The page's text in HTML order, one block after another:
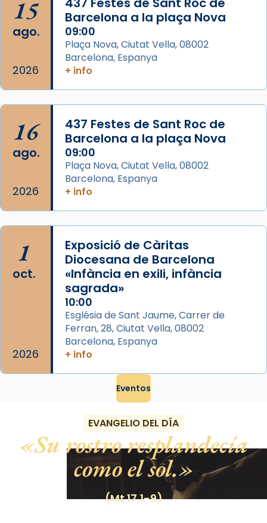
eterna”) són deixebles seves. I l’any 1667, el
frare Joan Gaspar Roig, afirma en una obra
que les santes són filles de l’antiga Iluro.
Mataró en reivindicarà les relíq
...
15
ago.
2026
Barcelona a la plaça Nova
09:00
Plaça Nova, Ciutat Vella, 08002
Barcelona, Espanya
+ info
16
ago.
2026
437 Festes de Sant Roc de
Barcelona a la plaça Nova
09:00
Plaça Nova, Ciutat Vella, 08002
Barcelona, Espanya
+ info
1
oct.
2026
Exposició de Càritas
Diocesana de Barcelona
«Infància en exili, infància
sagrada»
10:00
Església de Sant Jaume, Carrer de
Ferran, 28, Ciutat Vella, 08002
Barcelona, Espanya
+ info
Eventos
EVANGELIO DEL DÍA
Su rostro resplandecía
como el sol.
(Mt 17,1-9)